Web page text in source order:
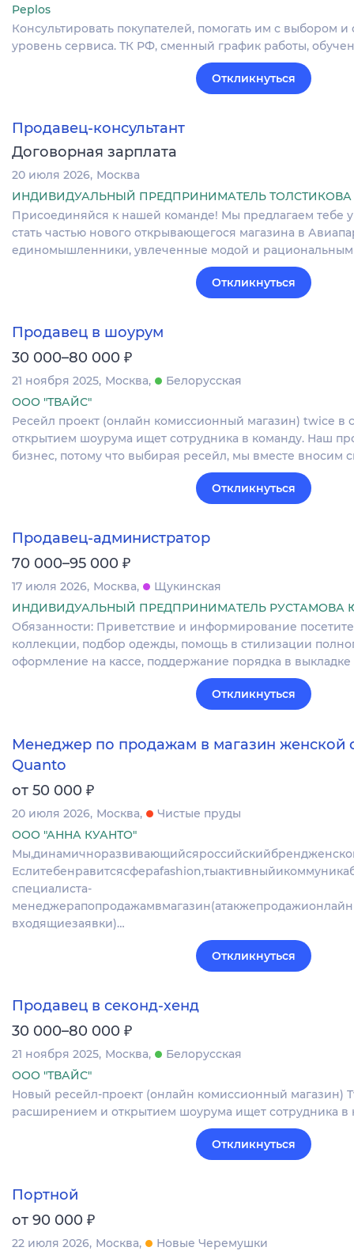
Peplos
Консультировать покупателей, помогать им с выбором
уровень сервиса. ТК РФ, сменный график работы,
Откликнуться
Продавец-консультант
Договорная зарплата
20 июля 2026 Москва
ИНДИВИДУАЛЬНЫЙ ПРЕДПРИНИМАТЕЛЬ
Присоединяйся к нашей команде! Мы предлагаем тебе
стать частью нового открывающегося магазина в
единомышленники, увлеченные модой и
Откликнуться
Продавец в шоурум
30 000–80 000 ₽
21 ноября 2025 Москва
Белорусская
ООО "ТВАЙС"
Ресейл проект (онлайн комиссионный магазин) twice в
открытием шоурума ищет сотрудника в команду. Наш
бизнес, потому что выбирая ресейл, мы вместе вносим
Откликнуться
Продавец-администратор
70 000–95 000 ₽
17 июля 2026 Москва
Щукинская
ИНДИВИДУАЛЬНЫЙ ПРЕДПРИНИМАТЕЛЬ РУСТАМОВА
Обязанности: Приветствие и информирование
коллекции, подбор одежды, помощь в стилизации
оформление на кассе, поддержание порядка в
Откликнуться
Менеджер по продажам в магазин женской
Quanto
от 50 000 ₽
20 июля 2026 Москва
Чистые пруды
ООО "АННА КУАНТО"
специалиста-
входящиезаявки)…
Откликнуться
Продавец в секонд-хенд
30 000–80 000 ₽
21 ноября 2025 Москва
Белорусская
ООО "ТВАЙС"
Новый ресейл-проект (онлайн комиссионный магазин)
расширением и открытием шоурума ищет сотрудника в
Откликнуться
Портной
от 90 000 ₽
22 июля 2026 Москва
Новые Черемушки